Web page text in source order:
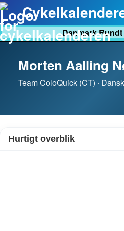
Danmark
Morten Aalling
Team ColoQuick (CT) ·
Hurtigt overblik